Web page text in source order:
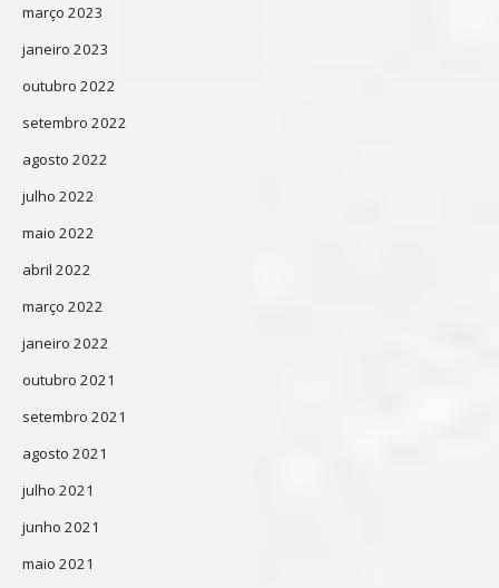
março 2023
janeiro 2023
outubro 2022
setembro 2022
agosto 2022
julho 2022
maio 2022
abril 2022
março 2022
janeiro 2022
outubro 2021
setembro 2021
agosto 2021
julho 2021
junho 2021
maio 2021